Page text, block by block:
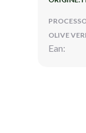
OLIVE
Ean: